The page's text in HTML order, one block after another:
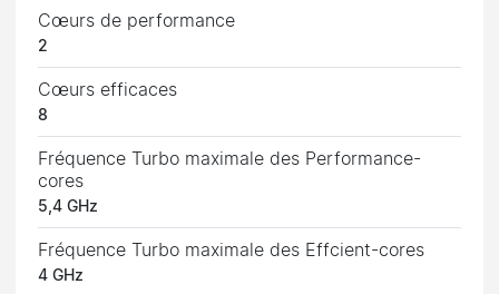
Cœurs de performance
2
Cœurs efficaces
8
Fréquence Turbo maximale des Performance-
cores
5,4 GHz
Fréquence Turbo maximale des Effcient-cores
4 GHz